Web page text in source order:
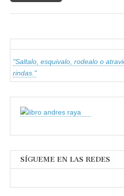
"Saltalo, esquivalo, rodealo o
rindas."
SÍGUEME EN LAS REDES